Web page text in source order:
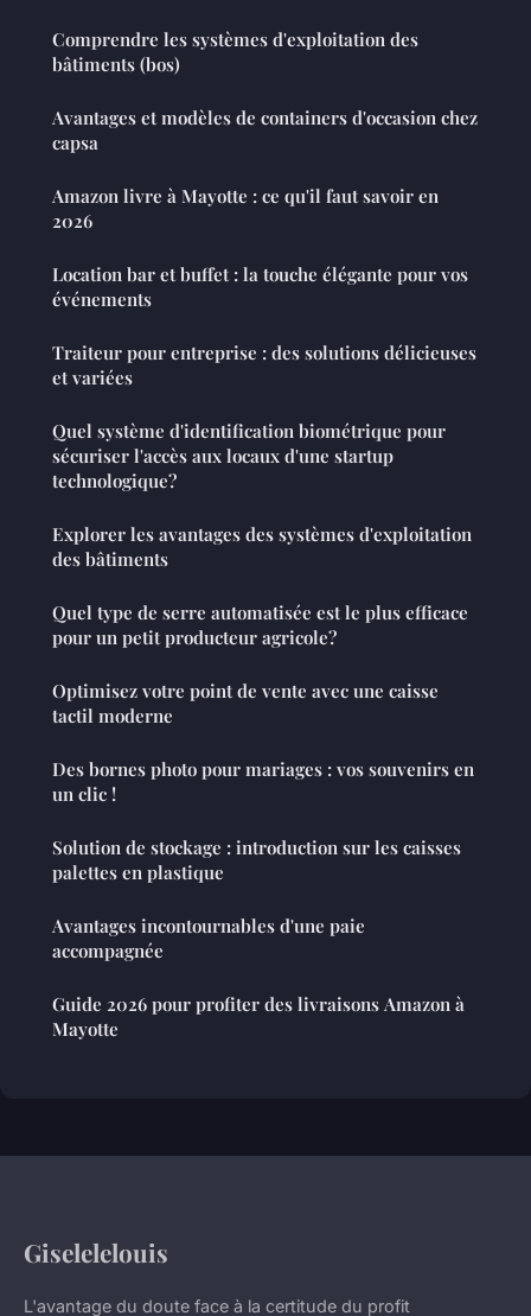
Comprendre les systèmes d'exploitation des
bâtiments (bos)
Avantages et modèles de containers d'occasion chez
capsa
Amazon livre à Mayotte : ce qu'il faut savoir en
2026
Location bar et buffet : la touche élégante pour vos
événements
Traiteur pour entreprise : des solutions délicieuses
et variées
Quel système d'identification biométrique pour
sécuriser l'accès aux locaux d'une startup
technologique?
Explorer les avantages des systèmes d'exploitation
des bâtiments
Quel type de serre automatisée est le plus efficace
pour un petit producteur agricole?
Optimisez votre point de vente avec une caisse
tactil moderne
Des bornes photo pour mariages : vos souvenirs en
un clic !
Solution de stockage : introduction sur les caisses
palettes en plastique
Avantages incontournables d'une paie
accompagnée
Guide 2026 pour profiter des livraisons Amazon à
Mayotte
Giselelelouis
L'avantage du doute face à la certitude du profit